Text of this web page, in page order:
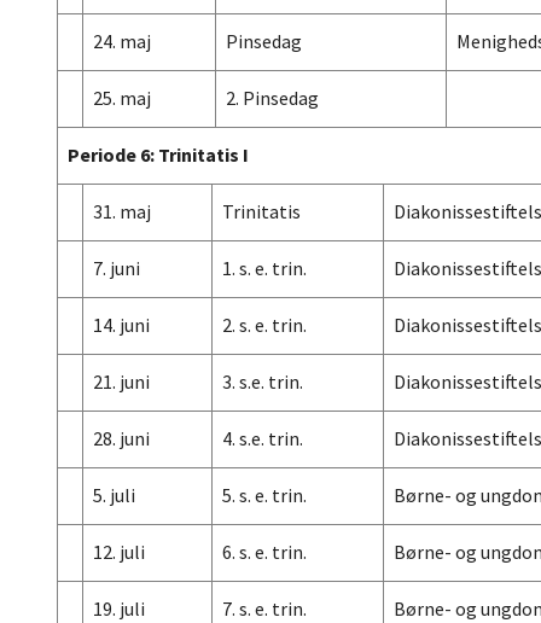
24. maj Pinsedag
25. maj 2. Pinsedag
Periode 6: Trinitatis I
31. maj Trinitatis
7. juni 1. s. e. trin.
14. juni 2. s. e. trin.
21. juni 3. s.e. trin.
28. juni 4. s.e. trin.
5. juli 5. s. e. trin. Børne- og
12. juli 6. s. e. trin. Børne- og
19. juli 7. s. e. trin. Børne- og